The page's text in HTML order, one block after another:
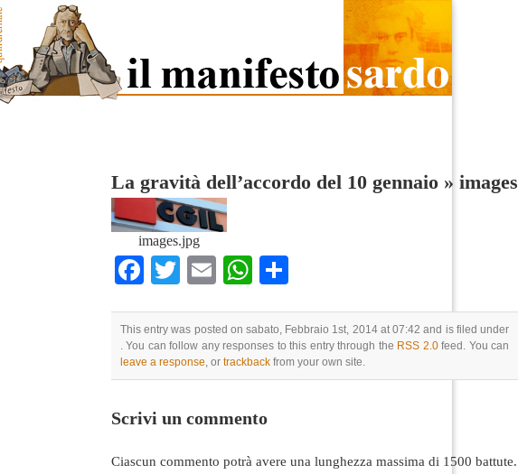
La gravità dell’accordo del 10 gennaio » images
images.jpg
Facebook
TwitterEmailWhatsApp
This entry was posted on sabato, Febbraio 1st, 2014 at 07:42 and is filed under
. You can follow any responses to this entry through the RSS 2.0feed. You can
leave a response, or trackback from your own site.
Scrivi un commento
Ciascun commento potrà avere una lunghezza massima di 1500 battute.